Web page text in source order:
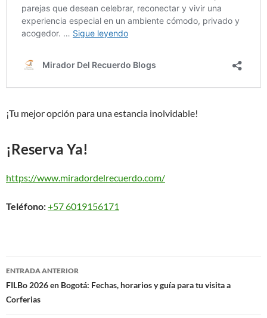
¡Tu mejor opción para una estancia inolvidable!
¡Reserva Ya!
https://www.miradordelrecuerdo.com/
Teléfono:+57 6019156171
Navegación
de
entradas
ENTRADA ANTERIOR
FILBo 2026 en Bogotá: Fechas, horarios y guía para tu visita a
Corferias